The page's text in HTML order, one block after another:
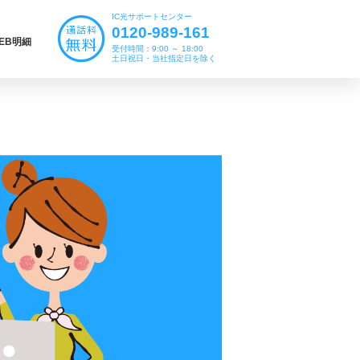
明細
IC光サポートセンター
0120-989-161
受付時間：9:00 ～ 18:00
土日祝日・当社指定日を除く